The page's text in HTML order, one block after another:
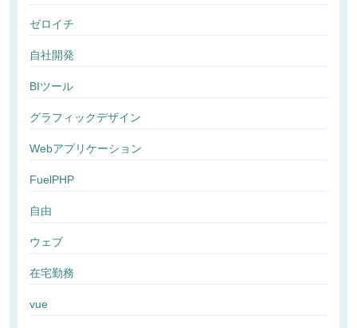
ゼロイチ
自社開発
BIツール
グラフィックデザイン
Webアプリケーション
FuelPHP
自由
ウェブ
在宅勤務
vue